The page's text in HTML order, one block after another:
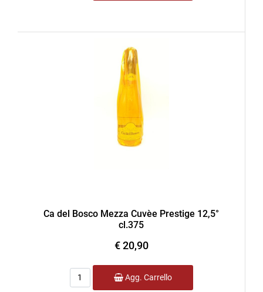
Ca del Bosco Mezza Cuvèe Prestige 12,5°
cl.375
€ 20,90
Quantità
Agg. Carrello